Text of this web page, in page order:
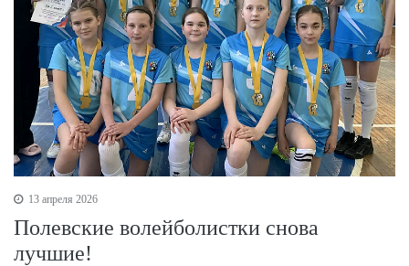
13 апреля 2026
Полевские волейболистки снова
лучшие!